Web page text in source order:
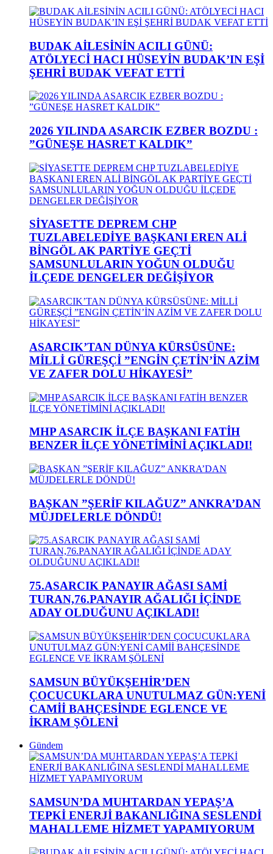
BUDAK AİLESİNİN ACILI GÜNÜ:
ATÖLYECİ HACI HÜSEYİN BUDAK’IN EŞİ
ŞEHRİ BUDAK VEFAT ETTİ
2026 YILINDA ASARCIK EZBER BOZDU :
”GÜNEŞE HASRET KALDIK”
SİYASETTE DEPREM CHP
TUZLABELEDİYE BAŞKANI EREN ALİ
BİNGÖL AK PARTİYE GEÇTİ
SAMSUNLULARIN YOĞUN OLDUĞU
İLÇEDE DENGELER DEĞİŞİYOR
ASARCIK’TAN DÜNYA KÜRSÜSÜNE:
MİLLİ GÜREŞÇİ ”ENGİN ÇETİN’İN AZİM
VE ZAFER DOLU HİKAYESİ”
MHP ASARCIK İLÇE BAŞKANI FATİH
BENZER İLÇE YÖNETİMİNİ AÇIKLADI!
BAŞKAN ”ŞERİF KILAĞUZ” ANKRA’DAN
MÜJDELERLE DÖNDÜ!
75.ASARCIK PANAYIR AĞASI SAMİ
TURAN,76.PANAYIR AĞALIĞI İÇİNDE
ADAY OLDUĞUNU AÇIKLADI!
SAMSUN BÜYÜKŞEHİR’DEN
ÇOCUCUKLARA UNUTULMAZ GÜN:YENİ
CAMİİ BAHÇESİNDE EGLENCE VE
İKRAM ŞÖLENİ
Gündem
SAMSUN’DA MUHTARDAN YEPAŞ’A
TEPKİ ENERJİ BAKANLIĞINA SESLENDİ
MAHALLEME HİZMET YAPAMIYORUM